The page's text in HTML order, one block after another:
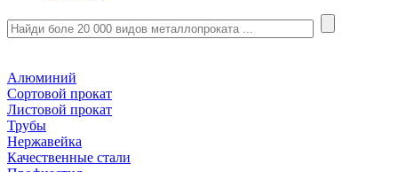
Алюминий
Сортовой прокат
Листовой прокат
Трубы
Нержавейка
Качественные стали